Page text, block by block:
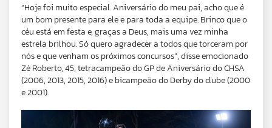
“Hoje foi muito especial. Aniversário do meu pai, acho que é
um bom presente para ele e para toda a equipe. Brinco que o
céu está em festa e, graças a Deus, mais uma vez minha
estrela brilhou. Só quero agradecer a todos que torceram por
nós e que venham os próximos concursos”, disse emocionado
Zé Roberto, 45, tetracampeão do GP de Aniversário do CHSA
(2006, 2013, 2015, 2016) e bicampeão do Derby do clube (2000
e 2001).